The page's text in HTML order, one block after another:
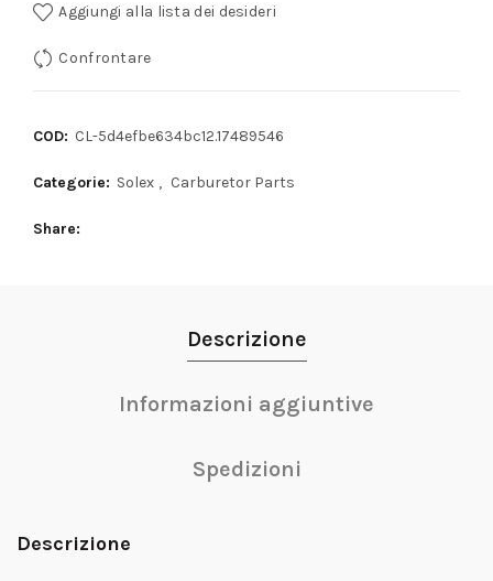
Aggiungi alla lista dei desideri
Confrontare
COD: CL-5d4efbe634bc12.17489546
Categorie: Solex , Carburetor Parts
Share
Descrizione
Informazioni aggiuntive
Spedizioni
Descrizione